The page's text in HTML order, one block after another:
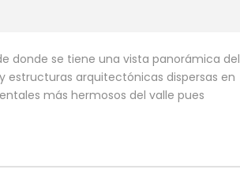
donde se tiene una vista panorámica del
estructuras arquitectónicas dispersas en
más hermosos del valle pues